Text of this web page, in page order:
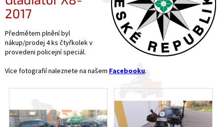
2017
Předmětem plnění byl
nákup/prodej 4 ks čtyřkolek v
provedeni policejní speciál.
Více fotografií naleznete na našem Facebooku.